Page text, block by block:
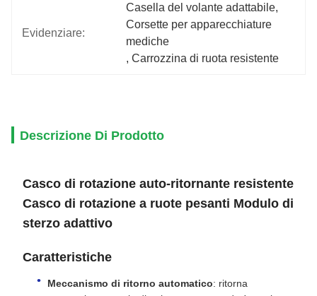
Evidenziare:
Casella del volante adattabile,
Corsette per apparecchiature
mediche
, Carrozzina di ruota resistente
Descrizione Di Prodotto
Casco di rotazione auto-ritornante resistente
Casco di rotazione a ruote pesanti Modulo di
sterzo adattivo
Caratteristiche
Meccanismo di ritorno automatico: ritorna